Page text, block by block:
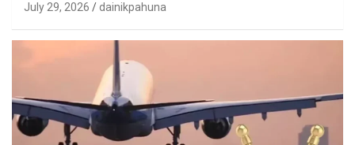
July 29, 2026 dainikpahuna